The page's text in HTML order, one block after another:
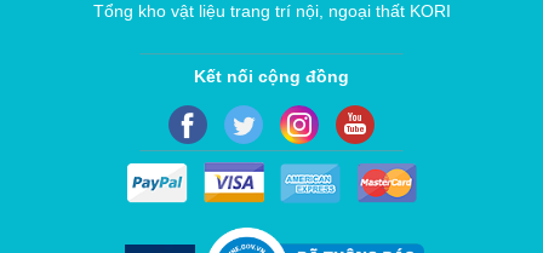
Tổng kho vật liệu trang trí nội, ngoại thất KORI
Kết nối cộng đồng